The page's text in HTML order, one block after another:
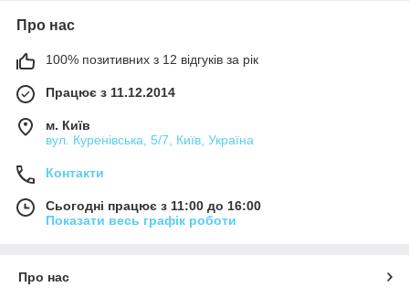
Про нас
100% позитивних з 12 відгуків за рік
Працює з 11.12.2014
м. Київ
вул. Куренівська, 5/7, Київ, Україна
Контакти
Сьогодні працює з 11:00 до 16:00
Показати весь графік роботи
Про нас